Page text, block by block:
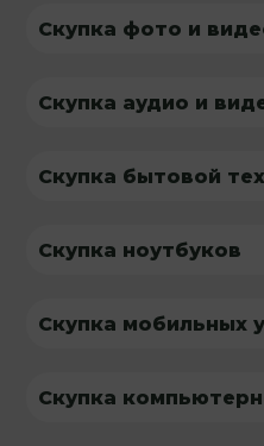
Скупка фото и
Скупка аудио и
Скупка бытовой
Скупка ноутбуков
Скупка мобильных
Скупка